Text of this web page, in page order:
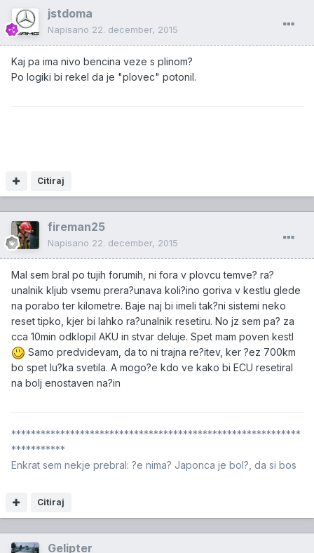
jstdoma
Napisano 22. december, 2015
Kaj pa ima nivo bencina veze s plinom?
Po logiki bi rekel da je "plovec" potonil.
Citiraj
fireman25
Napisano 22. december, 2015
Mal sem bral po tujih forumih, ni fora v plovcu temve? ra?
unalnik kljub vsemu prera?unava koli?ino goriva v kestlu glede
na porabo ter kilometre. Baje naj bi imeli tak?ni sistemi neko
reset tipko, kjer bi lahko ra?unalnik resetiru. No jz sem pa? za
cca 10min odklopil AKU in stvar deluje. Spet mam poven kestl
Samo predvidevam, da to ni trajna re?itev, ker ?ez 700km
bo spet lu?ka svetila. A mogo?e kdo ve kako bi ECU resetiral
na bolj enostaven na?in
Citiraj
***********************************************************
***********
Enkrat sem nekje prebral: ?e nima? Japonca je bol?, da si bos
Gelipter